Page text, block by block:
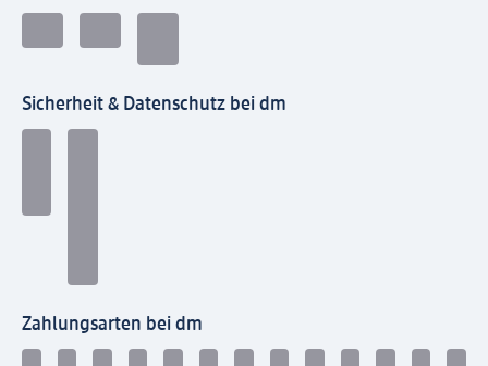
Sicherheit & Datenschutz bei dm
Zahlungsarten bei dm